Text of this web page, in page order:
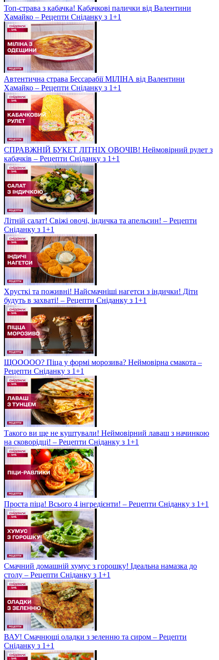
Топ-страва з кабачка! Кабачкові палички від Валентини
Хамайко – Рецепти Сніданку з 1+1
Автентична страва Бессарабії МІЛІНА від Валентини
Хамайко – Рецепти Сніданку з 1+1
СПРАВЖНІЙ БУКЕТ ЛІТНІХ ОВОЧІВ! Неймовірний рулет з
кабачків – Рецепти Сніданку з 1+1
Літній салат! Свіжі овочі, індичка та апельсин! – Рецепти
Сніданку з 1+1
Хрусткі та поживні! Найсмачніші нагетси з індички! Діти
будуть в захваті! – Рецепти Сніданку з 1+1
ЩООООО? Піца у формі морозива? Неймовірна смакота –
Рецепти Сніданку з 1+1
Такого ви ще не куштували! Неймовірний лаваш з начинкою
на сковорідці! – Рецепти Сніданку з 1+1
Проста піца! Всього 4 інгредієнти! – Рецепти Сніданку з 1+1
Смачний домашній хумус з горошку! Ідеальна намазка до
столу – Рецепти Сніданку з 1+1
ВАУ! Смачнющі оладки з зеленню та сиром – Рецепти
Сніданку з 1+1